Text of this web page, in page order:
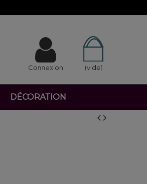
(vide)
Connexion
DÉCORATION